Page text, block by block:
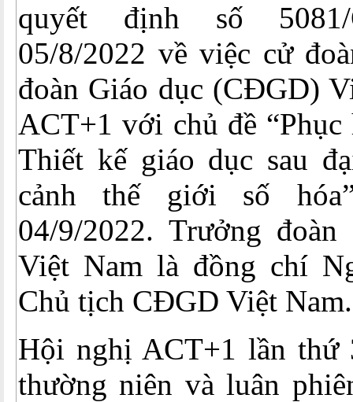
quyết định số
05/8/2022 về việc cử
đoàn Giáo dục (CĐGD)
ACT+1 với chủ đề
Thiết kế giáo dục sau
cảnh thế giới số
04/9/2022. Trưởng
Việt Nam là đồng chí
Chủ tịch CĐGD Việt Nam.
Hội nghị ACT+1 lần thứ
thường niên và luân